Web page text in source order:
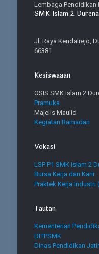
Lembaga Pendidikan
SMK Islam 2
Jl. Raya Kendalrejo,
66381
Kesiswaaan
OSIS SMK Islam 2
Pramuka
Majelis Maulid
Kegiatan Ramadan
Vokasi
LSP P1 SMK Islam 2
Bursa Kerja dan Karir
Praktek Kerja Industri
Tautan
Kementerian
DITPSMK
Dinas Pendidikan